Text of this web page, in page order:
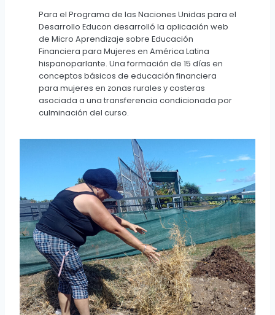
Para el Programa de las Naciones Unidas para el
Desarrollo Educon desarrolló la aplicación web
de Micro Aprendizaje sobre Educación
Financiera para Mujeres en América Latina
hispanoparlante. Una formación de 15 días en
conceptos básicos de educación financiera
para mujeres en zonas rurales y costeras
asociada a una transferencia condicionada por
culminación del curso.